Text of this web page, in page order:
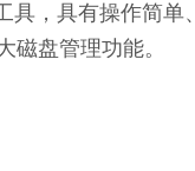
具，具有操作简
磁盘管理功能。